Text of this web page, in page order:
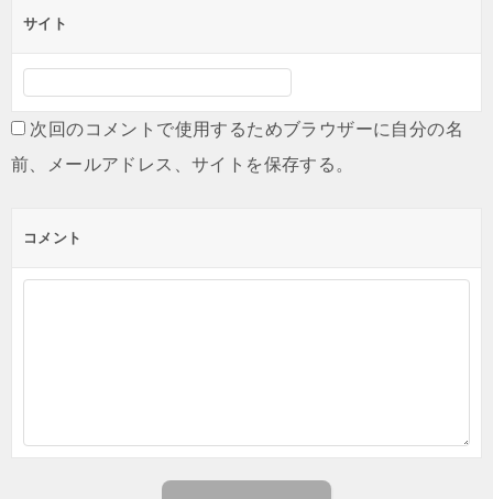
サイト
次回のコメントで使用するためブラウザーに自分の名
前、メールアドレス、サイトを保存する。
コメント